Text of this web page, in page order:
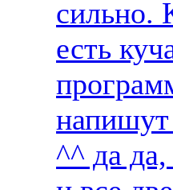
сильно.
есть
^^ да